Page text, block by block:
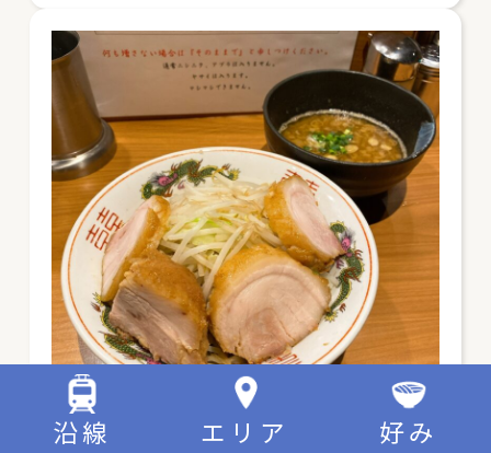
沿線 エリア 好み
まずはここから！二郎系つけ麺を食べたこ